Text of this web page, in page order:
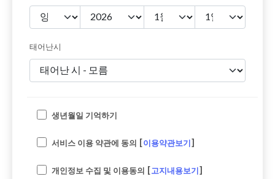
태어난시
생년월일 기억하기
서비스 이용 약관에 동의 [이용약관보기]
개인정보 수집 및 이용동의 [고지내용보기]